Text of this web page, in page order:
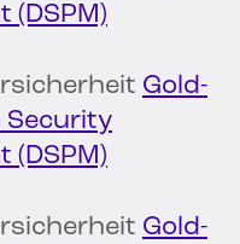
(DSPM)
Gold-
Security
(DSPM)
Gold-